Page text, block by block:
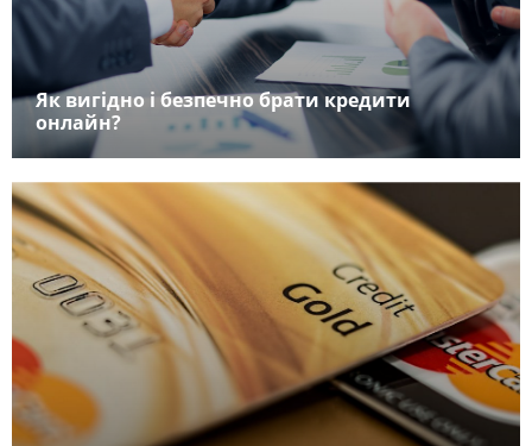
Як вигідно і безпечно брати кредити
онлайн?